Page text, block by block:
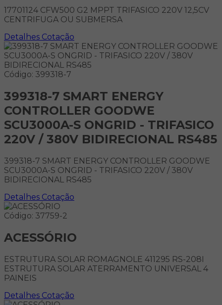
17701124 CFW500 G2 MPPT TRIFASICO 220V 12,5CV
CENTRIFUGA OU SUBMERSA
Detalhes Cotação
Código: 399318-7
399318-7 SMART ENERGY
CONTROLLER GOODWE
SCU3000A-S ONGRID - TRIFASICO
220V / 380V BIDIRECIONAL RS485
399318-7 SMART ENERGY CONTROLLER GOODWE
SCU3000A-S ONGRID - TRIFASICO 220V / 380V
BIDIRECIONAL RS485
Detalhes Cotação
Código: 37759-2
ACESSÓRIO
ESTRUTURA SOLAR ROMAGNOLE 411295 RS-208I
ESTRUTURA SOLAR ATERRAMENTO UNIVERSAL 4
PAINEIS
Detalhes Cotação